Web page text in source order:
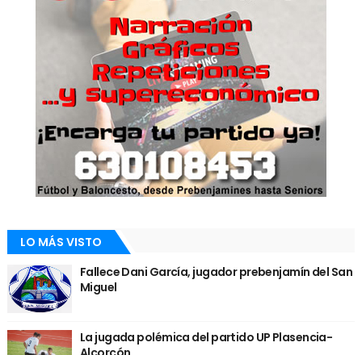
LO MÁS VISTO
Fallece Dani García, jugador prebenjamín del San
Miguel
La jugada polémica del partido UP Plasencia-